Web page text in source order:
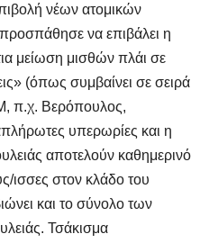
νέων ατομικών
να επιβάλει η
μείωση μισθών πλάι σε
(όπως συμβαίνει σε σειρά
π.χ. Βερόπουλος,
υπερωρίες και η
αποτελούν καθημερινό
ισσες στον κλάδο του
και το σύνολο των
Τσάκισμα